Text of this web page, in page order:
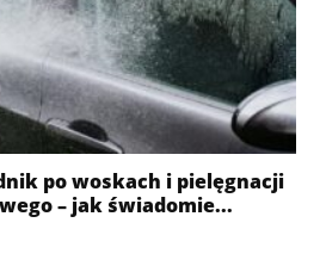
po woskach i pielęgnacji
– jak świadomie...